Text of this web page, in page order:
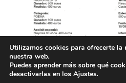
Utilizamos cookies para ofrecerte la
nuestra web.
Puedes aprender más sobre qué
desactivarlas en los Ajustes.